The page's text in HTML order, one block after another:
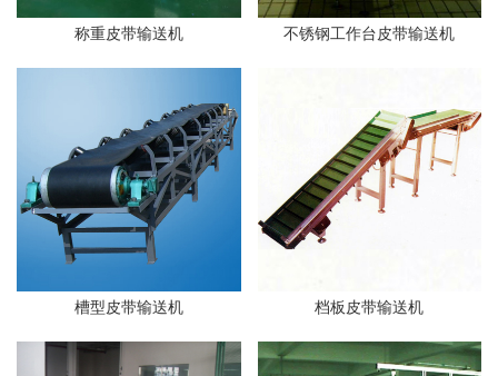
称重皮带输送机 不锈钢工作台皮带输送机
槽型皮带输送机 档板皮带输送机